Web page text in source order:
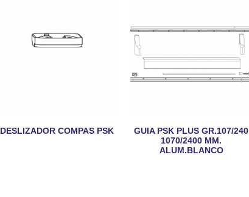
DESLIZADOR COMPAS PSK
GUIA PSK PLUS GR.107/240
1070/2400 MM.
ALUM.BLANCO